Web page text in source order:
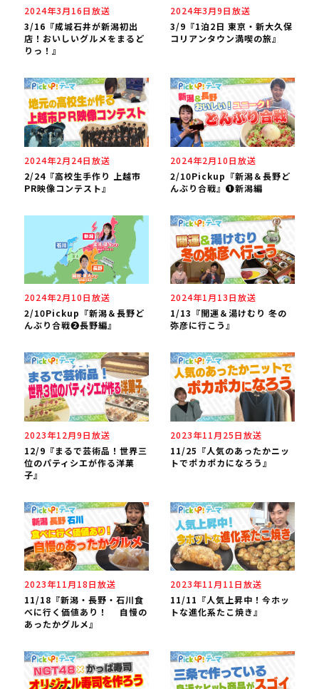
2024年3月16日放送
3/16『成城石井が新潟初出
店！おいしいグルメをまるど
りっ！』
2024年3月9日放送
3/9『1泊2日 東京・新大久保
コリアンタウン満喫の旅』
2024年2月24日放送
2/24『高校生手作り 上越市
PR映像コンテスト』
2024年2月10日放送
2/10Pickup『新潟＆長野ど
んぶり合戦』❶新潟編
2024年2月10日放送
2/10Pickup『新潟＆長野ど
んぶり合戦❷長野編』
2024年1月13日放送
1/13『開運＆湯けむり 冬の
弥彦に行こう』
2023年12月9日放送
12/9『まるで芸術品！世界三
位のパティシエが作る洋菓
子』
2023年11月25日放送
11/25『人気のあったかニッ
トでポカポカになろう』
2023年11月18日放送
11/18『新潟・長野・石川食
べに行く価値あり！ 自慢の
あったかグルメ』
2023年11月11日放送
11/11『人気上昇中！今ホッ
トな進化系たこ焼き』